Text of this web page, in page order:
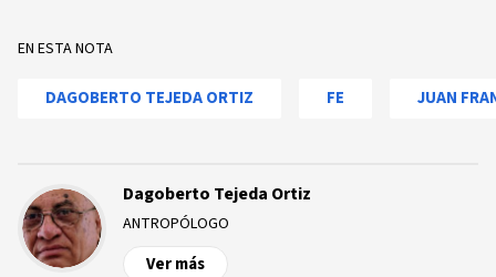
EN ESTA NOTA
DAGOBERTO TEJEDA ORTIZ FE JUAN
Dagoberto Tejeda Ortiz
ANTROPÓLOGO
Ver más